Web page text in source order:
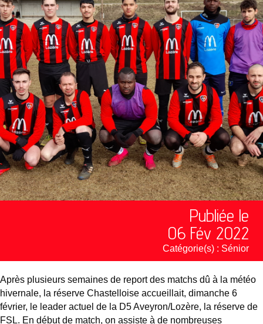
Publiée le
06 Fév 2022
Catégorie(s) : Sénior
Après plusieurs semaines de report des matchs dû à la météo
hivernale, la réserve Chastelloise accueillait, dimanche 6
février, le leader actuel de la D5 Aveyron/Lozère, la réserve de
FSL. En début de match, on assiste à de nombreuses